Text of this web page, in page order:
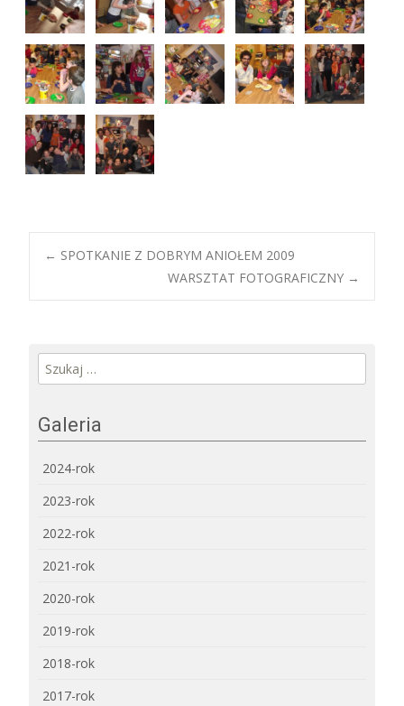
Post
← SPOTKANIE Z DOBRYM ANIOŁEM 2009
WARSZTAT FOTOGRAFICZNY →
Szukaj:
Galeria
2024-rok
2023-rok
2022-rok
2021-rok
2020-rok
2019-rok
2018-rok
2017-rok